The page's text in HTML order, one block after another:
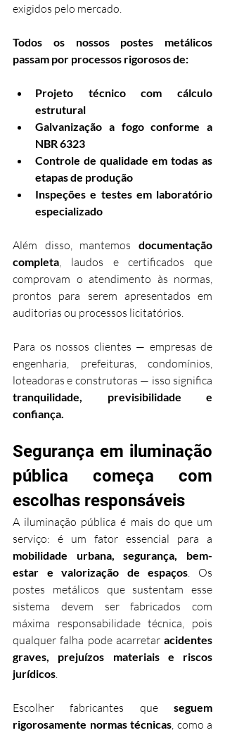
exigidos pelo mercado.
Todos os nossos postes metálicos
passam por processos rigorosos de:
Projeto técnico com cálculo
estrutural
Galvanização a fogo conforme a
NBR 6323
Controle de qualidade em todas as
etapas de produção
Inspeções e testes em laboratório
especializado
Além disso, mantemos documentação
completa , laudos e certificados que
comprovam o atendimento às normas,
prontos para serem apresentados em
auditorias ou processos licitatórios.
Para os nossos clientes — empresas de
engenharia, prefeituras, condomínios,
tranquilidade, previsibilidade e
confiança.
Segurança em iluminação
pública começa com
escolhas responsáveis
A iluminação pública é mais do que um
mobilidade urbana, segurança, bem-
estar e valorização de espaços . Os
postes metálicos que sustentam esse
sistema devem ser fabricados com
máxima responsabilidade técnica, pois
qualquer falha pode acarretar acidentes
graves, prejuízos materiais e riscos
jurídicos
Escolher fabricantes que seguem
rigorosamente normas técnicas , como a